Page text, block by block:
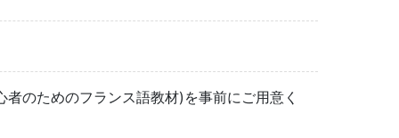
のためのフランス語教材)を事前にご用意く